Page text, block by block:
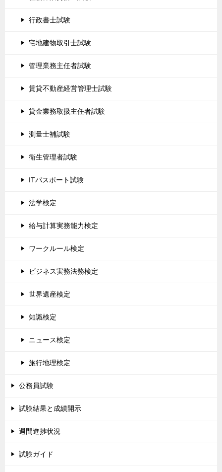
行政書士試験
宅地建物取引士試験
管理業務主任者試験
賃貸不動産経営管理士試験
貸金業務取扱主任者試験
測量士補試験
衛生管理者試験
ITパスポート試験
法学検定
給与計算実務能力検定
ワークルール検定
ビジネス実務法務検定
世界遺産検定
知識検定
ニュース検定
旅行地理検定
公務員試験
試験結果と成績開示
週間進捗状況
試験ガイド